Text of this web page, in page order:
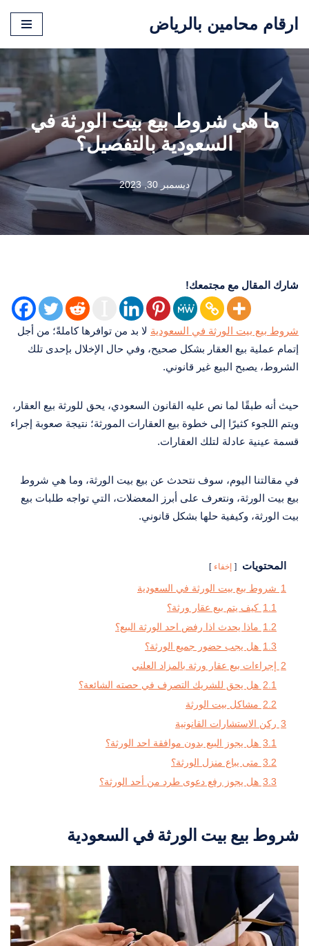
تخطى
إلى
المحتوى
ارقام محامين بالرياض
ما هي شروط بيع بيت الورثة في
السعودية بالتفصيل؟
ديسمبر 30, 2023
شارك المقال مع مجتمعك!
شروط بيع بيت الورثة في السعودية لا بد من توافرها كاملةً؛ من أجل
إتمام عملية بيع العقار بشكل صحيح، وفي حال الإخلال بإحدى تلك
الشروط، يصبح البيع غير قانوني.
حيث أنه طبقًا لما نص عليه القانون السعودي، يحق للورثة بيع العقار،
ويتم اللجوء كثيرًا إلى خطوة بيع العقارات المورثة؛ نتيجة صعوبة إجراء
قسمة عينية عادلة لتلك العقارات.
في مقالتنا اليوم، سوف نتحدث عن بيع بيت الورثة، وما هي شروط
بيع بيت الورثة، ونتعرف على أبرز المعضلات، التي تواجه طلبات بيع
بيت الورثة، وكيفية حلها بشكل قانوني.
المحتويات إخفاء
1 شروط بيع بيت الورثة في السعودية
1.1 كيف يتم بيع عقار ورثة؟
1.2 ماذا يحدث اذا رفض احد الورثة البيع؟
1.3 هل يجب حضور جميع الورثة؟
2
إجراءات بيع عقار ورثة بالمزاد العلني
2.1 هل يحق للشريك التصرف في حصته الشائعة؟
2.2 مشاكل بيت الورثة
3 ركن الاستشارات القانونية
3.1 هل يجوز البيع بدون موافقة احد الورثة؟
3.2 متى يباع منزل الورثة؟
3.3 هل يجوز رفع دعوى طرد من أحد الورثة؟
شروط بيع بيت الورثة في السعودية